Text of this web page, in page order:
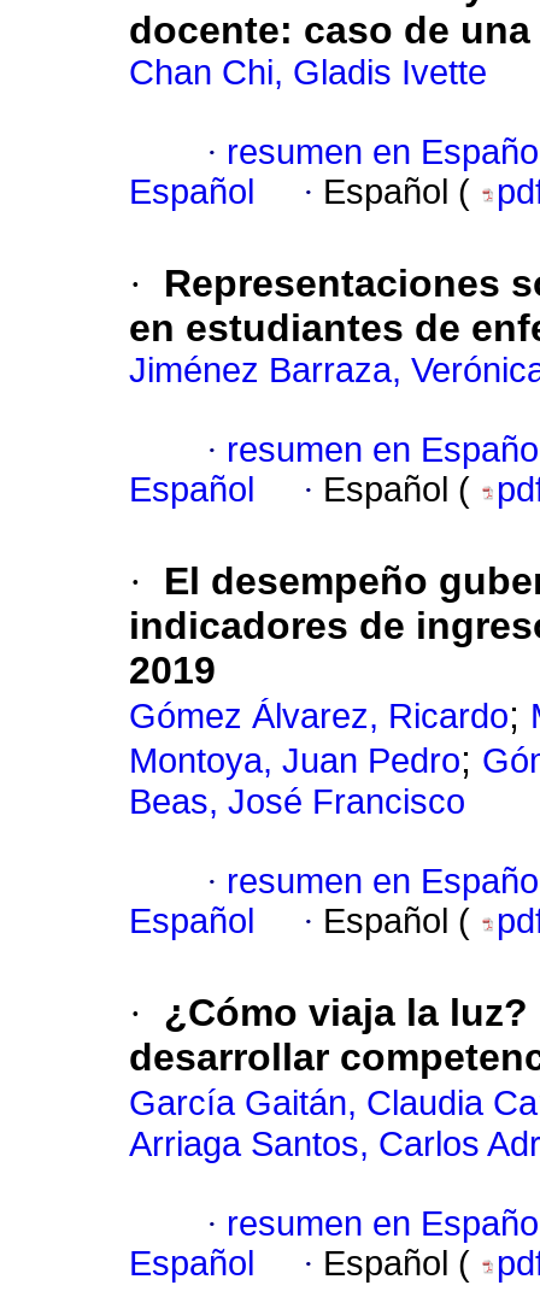
docente: caso de
Chan Chi, Gladis Ivette
· resumen en
Español
· Español (
·
Representaciones
en estudiantes de
Jiménez Barraza,
· resumen en
Español
· Español (
·
El desempeño
indicadores de
2019
Gómez Álvarez, Ricardo;
Montoya, Juan Pedro;
Beas, José Francisco
· resumen en
Español
· Español (
·
¿Cómo viaja la
desarrollar
García Gaitán, Claudia
Arriaga Santos, Carlos
· resumen en
Español
· Español (